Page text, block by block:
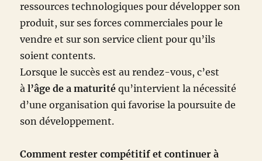
ressources technologiques pour développer son
produit, sur ses forces commerciales pour le
vendre et sur son service client pour qu’ils
soient contents.
Lorsque le succès est au rendez-vous, c’est
àl’âge de a maturitéqu’intervient la nécessité
d’une organisation qui favorise la poursuite de
son développement.
Comment rester compétitif et continuer à